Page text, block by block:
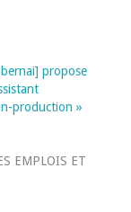
propose
production »
EMPLOIS ET